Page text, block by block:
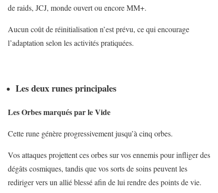
de raids, JCJ, monde ouvert ou encore MM+.
Aucun coût de réinitialisation n’est prévu, ce qui encourage
l’adaptation selon les activités pratiquées.
Les deux runes principales
Les Orbes marqués par le Vide
Cette rune génère progressivement jusqu’à cinq orbes.
Vos attaques projettent ces orbes sur vos ennemis pour infliger des
dégâts cosmiques, tandis que vos sorts de soins peuvent les
rediriger vers un allié blessé afin de lui rendre des points de vie.